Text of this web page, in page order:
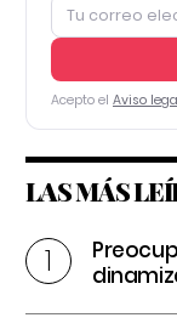
Acepto el Aviso
LAS MÁS